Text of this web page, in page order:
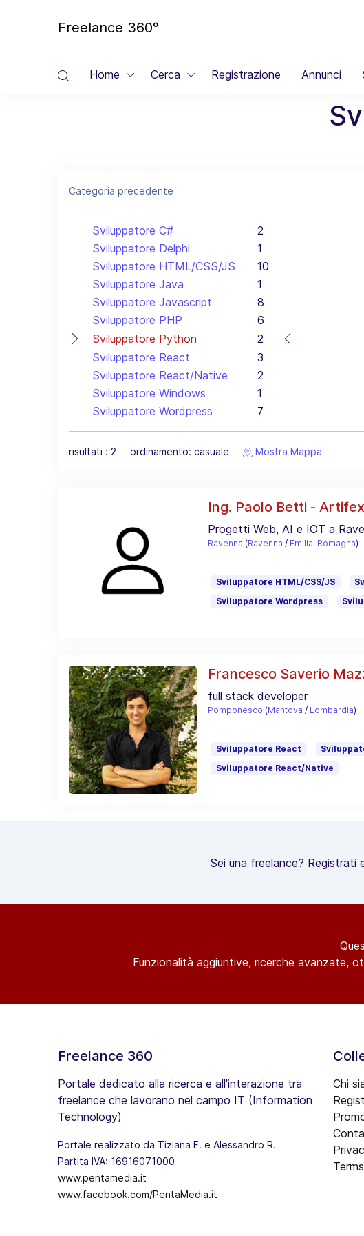
Freelance 360°
Home Cerca Registrazione Annunci
Categoria precedente
Sviluppatore C#
2
Sviluppatore Delphi
1
Sviluppatore HTML/CSS/JS
10
Sviluppatore Java
1
Sviluppatore Javascript
8
Sviluppatore PHP
6
Sviluppatore Python
2
Sviluppatore React
3
Sviluppatore React/Native
2
Sviluppatore Windows
1
Sviluppatore Wordpress
7
risultati : 2 ordinamento: casuale Mostra Mappa
Ing. Paolo Betti -
Progetti Web, AI e IOT a
Ravenna (Ravenna / Emilia-Romagna)
Sviluppatore HTML/CSS/JS
Sviluppatore Wordpress
Francesco Saverio
full stack developer
Pomponesco (Mantova / Lombardia)
Sviluppatore React
Sviluppatore React/Native
Sei una freelance?
Funzionalità aggiuntive, ricerche avanzate,
Freelance 360
Portale dedicato alla ricerca e all'interazione tra
freelance che lavorano nel campo IT (Information
Technology)
Portale realizzato da Tiziana F. e Alessandro R.
Partita IVA: 16916071000
www.pentamedia.it
www.facebook.com/PentaMedia.it
Chi